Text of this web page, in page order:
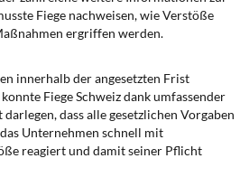
Fiege nachweisen, wie Verstöße
ergriffen werden.
innerhalb der angesetzten Frist
Fiege Schweiz dank umfassender
dass alle gesetzlichen Vorgaben
Unternehmen schnell mit
reagiert und damit seiner Pflicht